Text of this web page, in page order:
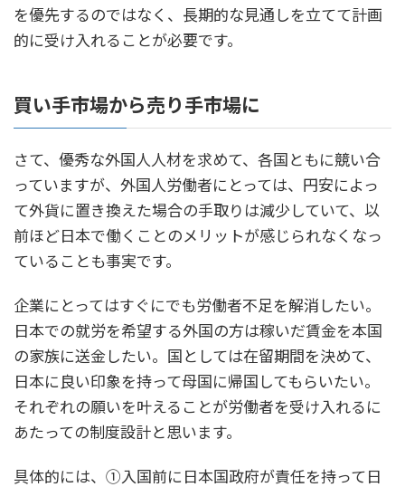
を優先するのではなく、長期的な見通しを立てて計画
的に受け入れることが必要です。
買い手市場から売り手市場に
さて、優秀な外国人人材を求めて、各国ともに競い合
っていますが、外国人労働者にとっては、円安によっ
て外貨に置き換えた場合の手取りは減少していて、以
前ほど日本で働くことのメリットが感じられなくなっ
ていることも事実です。
企業にとってはすぐにでも労働者不足を解消したい。
日本での就労を希望する外国の方は稼いだ賃金を本国
の家族に送金したい。国としては在留期間を決めて、
日本に良い印象を持って母国に帰国してもらいたい。
それぞれの願いを叶えることが労働者を受け入れるに
あたっての制度設計と思います。
具体的には、①入国前に日本国政府が責任を持って日